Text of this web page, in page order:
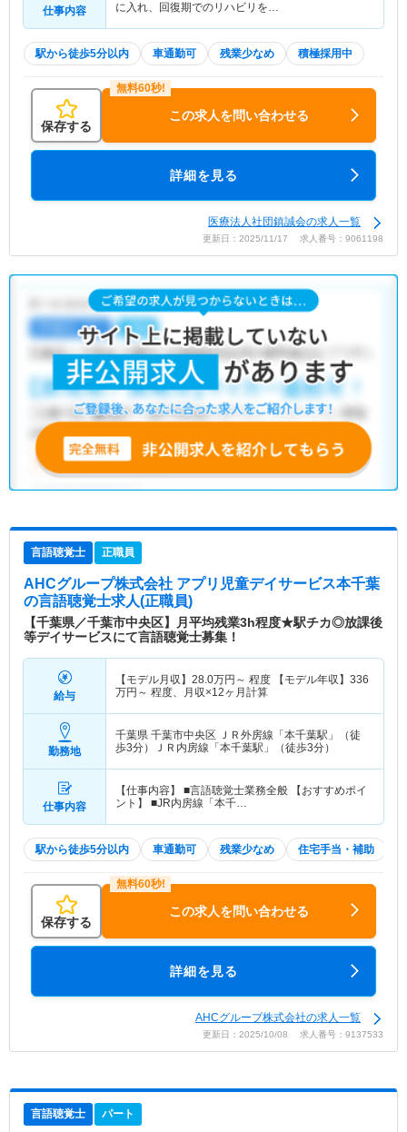
仕事内容
に入れ、回復期でのリハビリを…
駅から徒歩5分以内 車通勤可 残業少なめ 積極採用中
保存する
この求人を問い合わせる
詳細を見る
医療法人社団鎮誠会の求人一覧
更新日：2025/11/17 求人番号：9061198
言語聴覚士 正職員
AHCグループ株式会社 アプリ児童デイサービス本千葉
の言語聴覚士求人(正職員)
【千葉県／千葉市中央区】月平均残業3h程度★駅チカ◎放課後
等デイサービスにて言語聴覚士募集！
給与
【モデル月収】 28.0万円～ 程度 【モデル年収】 336
万円～ 程度、月収×12ヶ月計算
勤務地
千葉県 千葉市中央区 ＪＲ外房線「本千葉駅」（徒
歩3分）ＪＲ内房線「本千葉駅」（徒歩3分）
仕事内容
【仕事内容】 ■言語聴覚士業務全般 【おすすめポイ
ント】 ■JR内房線「本千…
駅から徒歩5分以内 車通勤可 残業少なめ 住宅手当・補助
保存する
この求人を問い合わせる
詳細を見る
AHCグループ株式会社の求人一覧
更新日：2025/10/08 求人番号：9137533
言語聴覚士 パート